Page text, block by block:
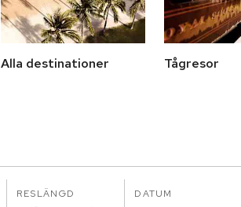
Alla destinationer Tågresor
RESLÄNGD DATUM